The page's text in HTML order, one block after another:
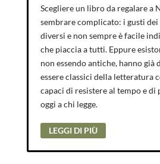
Scegliere un libro da regalare a
sembrare complicato: i gusti
diversi e non sempre è facile
che piaccia a tutti. Eppure
non essendo antiche, hanno già
essere classici della letteratura
capaci di resistere al tempo e di
oggi a chi legge.
LEGGI DI PIÙ